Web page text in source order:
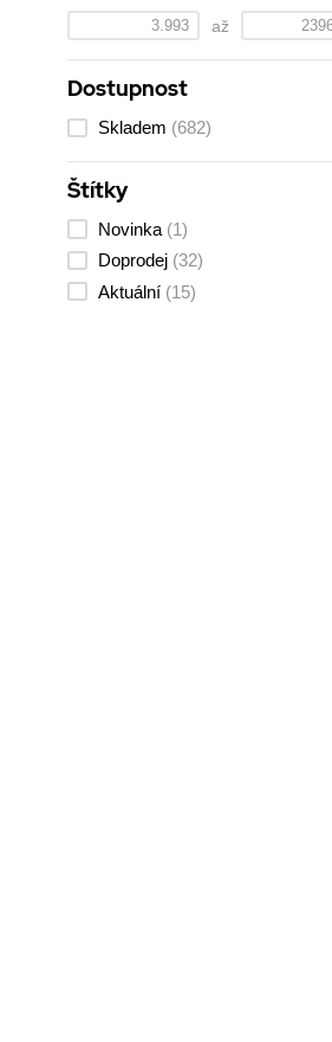
až
Dostupnost
Skladem (682)
Štítky
Novinka (1)
Doprodej (32)
Aktuální (15)